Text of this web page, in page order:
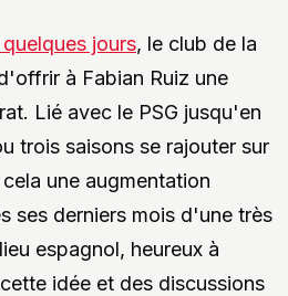
jours, le club de la
à Fabian Ruiz une
Lié avec le PSG jusqu'en
trois saisons se rajouter sur
une augmentation
ses derniers mois d'une très
espagnol, heureux à
idée et des discussions